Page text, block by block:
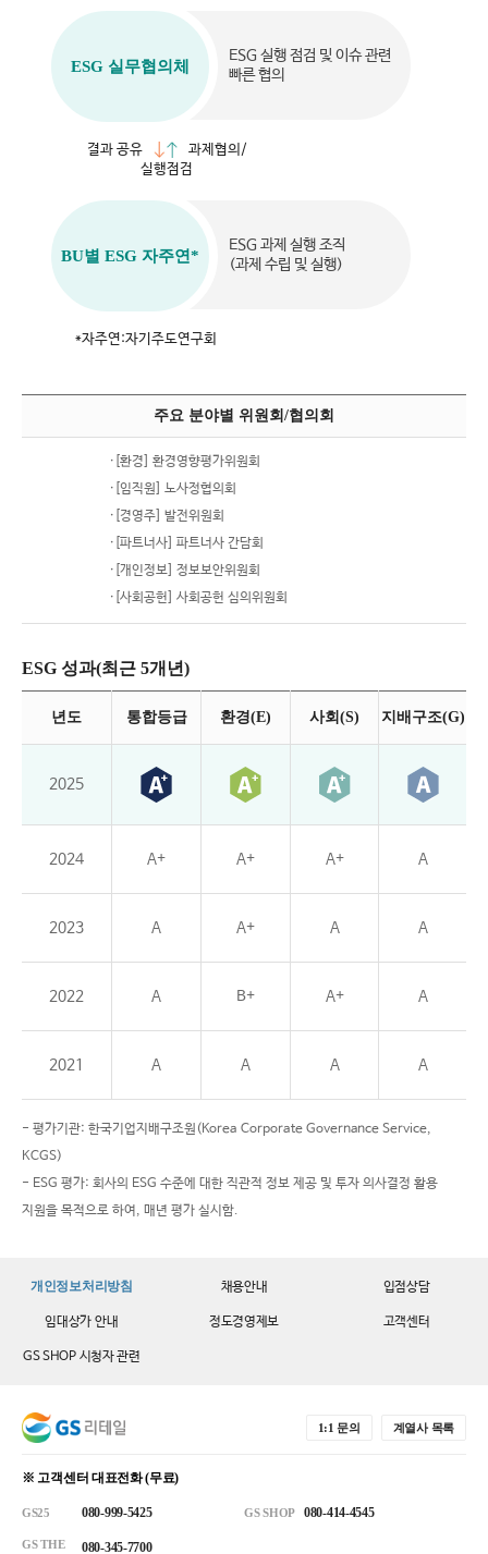
ESG 실무협의체
ESG 실행 점검 및 이슈 관련
빠른 협의
결과 공유
과제협의/
실행점검
BU별 ESG 자주연*
ESG 과제 실행 조직
(과제 수립 및 실행)
*자주연:자기주도연구회
주요 분야별 위원회/협의회
·[환경] 환경영향평가위원회
·[임직원] 노사정협의회
·[경영주] 발전위원회
·[파트너사] 파트너사 간담회
·[개인정보] 정보보안위원회
·[사회공헌] 사회공헌 심의위원회
ESG 성과(최근 5개년)
년도 통합등급 환경(E) 사회(S) 지배구조(G)
2025
2024 A+ A+ A+ A
2023 A A+ A A
2022 A B+ A+ A
2021 A A A A
- 평가기관: 한국기업지배구조원(Korea Corporate Governance Service,
KCGS)
- ESG 평가: 회사의 ESG 수준에 대한 직관적 정보 제공 및 투자 의사결정 활용
지원을 목적으로 하여, 매년 평가 실시함.
개인정보처리방침 채용안내 입점상담
임대상가 안내 정도경영제보 고객센터
GS SHOP 시청자 관련
1:1 문의 계열사 목록
※ 고객센터 대표전화 (무료)
GS25 080-999-5425 GS SHOP 080-414-4545
GS THE 080-345-7700